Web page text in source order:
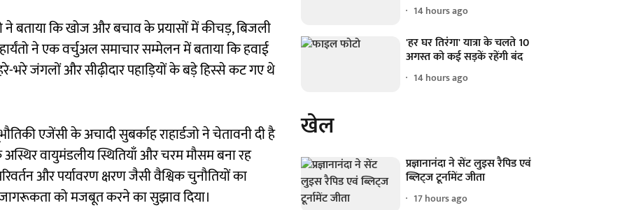
ने बताया कि खोज और बचाव के प्रयासों में कीचड़, बिजली
ने एक वर्चुअल समाचार सम्मेलन में बताया कि हवाई
हरे-भरे जंगलों और सीढ़ीदार पहाड़ियों के बड़े हिस्से कट गए थे
एजेंसी के अचादी सुबर्काह राहार्डजो ने चेतावनी दी है
वायुमंडलीय स्थितियाँ और चरम मौसम बना रह
और पर्यावरण क्षरण जैसी वैश्विक चुनौतियों का
को मजबूत करने का सुझाव दिया।
14 hours ago
'हर घर तिरंगा' यात्रा के चलते 10
अगस्त को कई सड़कें रहेंगी बंद
14 hours ago
खेल
प्रज्ञानानंदा ने सेंट लुइस रैपिड एवं
ब्लिट्ज टूर्नामेंट जीता
17 hours ago